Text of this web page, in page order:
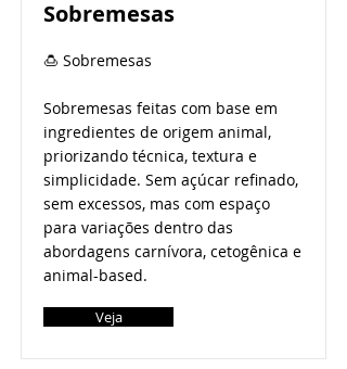
Sobremesas
🍮 Sobremesas
Sobremesas feitas com base em
ingredientes de origem animal,
priorizando técnica, textura e
simplicidade. Sem açúcar refinado,
sem excessos, mas com espaço
para variações dentro das
abordagens carnívora, cetogênica e
animal-based.
Veja